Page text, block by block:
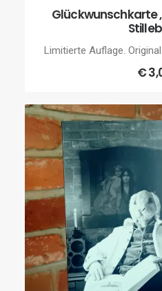
IN DEN
Glückwunschkarte
Limitierte Auflage.
€